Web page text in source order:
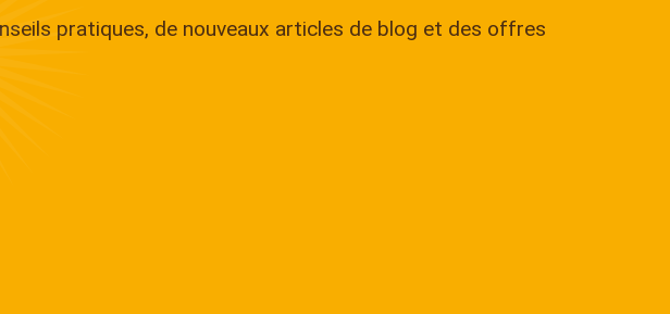
pratiques, de nouveaux articles de blog et des offres